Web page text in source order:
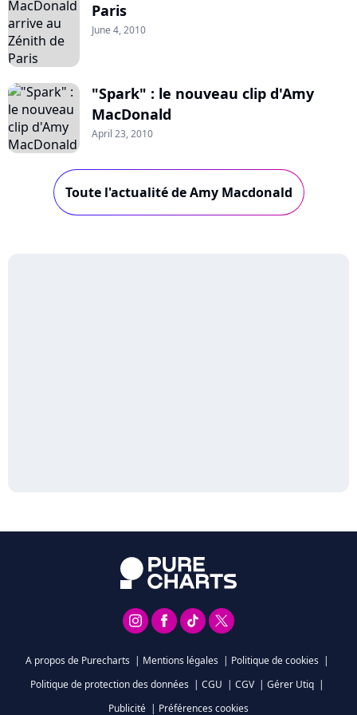
Paris
June 4, 2010
"Spark" : le nouveau clip d'Amy
MacDonald
April 23, 2010
Toute l'actualité de Amy Macdonald
A propos de Purecharts | Mentions légales | Politique de cookies |
Politique de protection des données | CGU | CGV | Gérer Utiq |
Publicité | Préférences cookies